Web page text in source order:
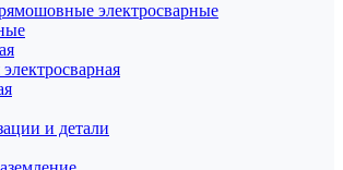
электросварные
и детали